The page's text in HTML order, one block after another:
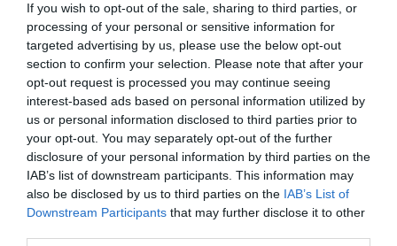
If you wish to opt-out of the sale, sharing to third parties, or
processing of your personal or sensitive information for
targeted advertising by us, please use the below opt-out
section to confirm your selection. Please note that after your
opt-out request is processed you may continue seeing
interest-based ads based on personal information utilized by
us or personal information disclosed to third parties prior to
your opt-out. You may separately opt-out of the further
disclosure of your personal information by third parties on the
IAB’s list of downstream participants. This information may
also be disclosed by us to third parties on the IAB’s List of
Downstream Participants that may further disclose it to other
KAKO SE PRIPREMAJU ŠNICLE OD TIKVICA I KROMPIRA?
Pripremite povrće:
Započnite ribanjem tikvica i krumpira, pazite da budu sitno
narezani. Naribano povrće prebacite u zdjelu i po njemu
ravnomjerno rasporedite žličicu soli. Temeljito pomiješajte povrće
sa solju, pazeći da su sve niti premazane. Ostavite smjesu da
neometano odstoji 10 minuta, dopuštajući da se okusi
stope.Pripremite tijesto:
Uzmite veliku zdjelu za miješanje i snažno umutite jaja, pazeći da